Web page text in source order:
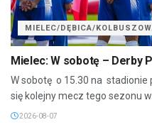
MIELEC/DĘBICA/
Mielec: W sobotę – Derby
W sobotę o 15.30 na stadionie
się kolejny mecz tego sezonu w
2026-08-07